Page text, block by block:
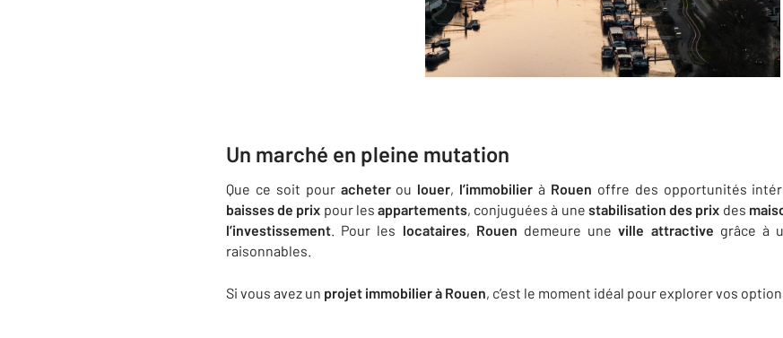
Un marché en pleine mutation
Que ce soit pour acheterou louer, l’immobilier à Rouen offre des opportunités
baisses de prix pour lesappartements, conjuguées à une stabilisation des prix des
l’investissement. Pour les locataires, Rouen demeure uneville attractive grâce à
raisonnables.
Si vous avez un projet immobilier à Rouen, c’est le moment idéal pour explorer vos